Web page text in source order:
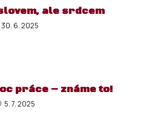
ale srdcem
30. 6. 2025
práce – známe to!
5. 7. 2025